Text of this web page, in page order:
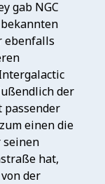
gab NGC
ebenfalls
der
passender
einen die
seinen
hat,
der